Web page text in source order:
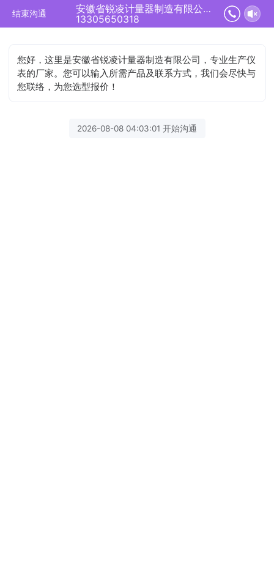
结束沟通
安徽省锐凌计量器制造有限公司正在为您服务
13305650318
您好，这里是安徽省锐凌计量器制造有限公司，专业生产仪
表的厂家。您可以输入所需产品及联系方式，我们会尽快与
您联络，为您选型报价！
2026-08-08 04:03:01 开始沟通